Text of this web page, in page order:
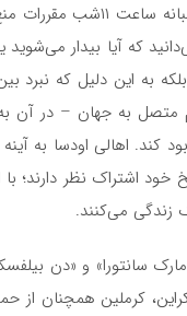
می‌دهند. گشت‌های
که آیا بیدار
به این دلیل که نبرد
متصل به جهان – در آن
کند. اهالی اودسا به
خود اشتراک نظر دارند؛
زندگی می‌کنند.
کرملین همچنان از